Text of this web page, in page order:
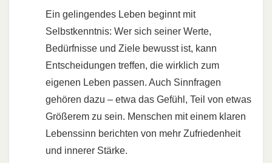
Ein gelingendes Leben beginnt mit
Selbstkenntnis: Wer sich seiner Werte,
Bedürfnisse und Ziele bewusst ist, kann
Entscheidungen treffen, die wirklich zum
eigenen Leben passen. Auch Sinnfragen
gehören dazu – etwa das Gefühl, Teil von etwas
Größerem zu sein. Menschen mit einem klaren
Lebenssinn berichten von mehr Zufriedenheit
und innerer Stärke.